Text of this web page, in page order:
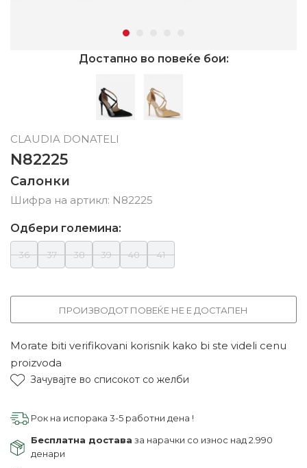
Достапно во повеќе бои:
CLAUDIA DONATELI
N82225
Салонки
Шифра на артикл: N82225
Одбери големина:
36 37 38 39 40 41
ПРОИЗВОДОТ ПОВЕЌЕ НЕ Е ДОСТАПЕН
Morate biti verifikovani korisnik kako bi ste videli cenu
proizvoda
Зачувајте во списокот со желби
Рок на испорака 3-5 работни дена !
Бесплатна достава за нарачки со износ над 2.990
денари